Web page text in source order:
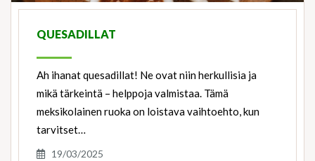
Ingredients
QUESADILLAT
Ah ihanat quesadillat! Ne ovat niin herkullisia ja
mikä tärkeintä – helppoja valmistaa. Tämä
meksikolainen ruoka on loistava vaihtoehto, kun
tarvitset…
19/03/2025